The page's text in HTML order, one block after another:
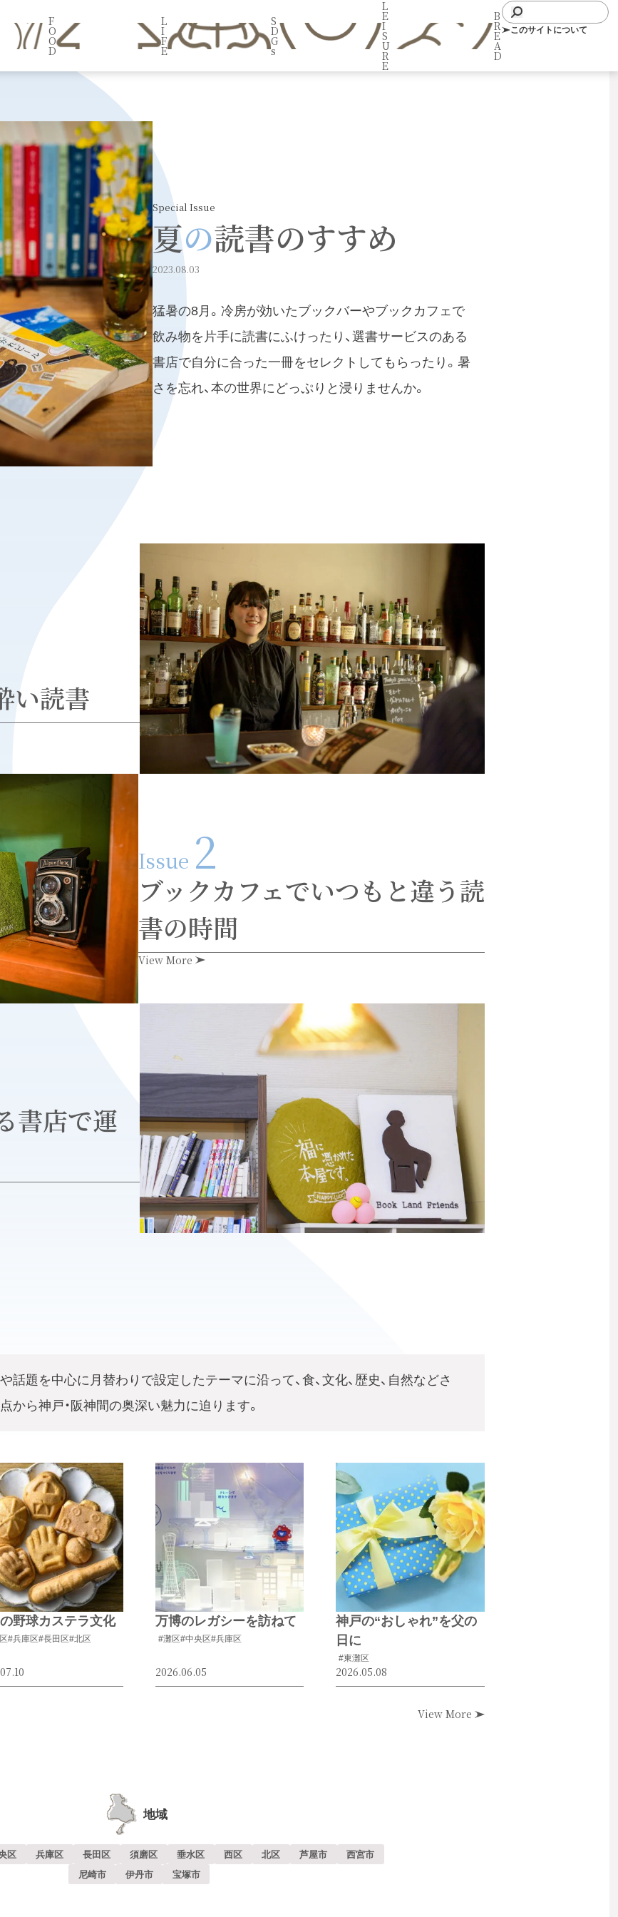
F
O
O
D
L
I
F
E
S
D
G
s
L
E
I
S
U
R
E
B
R
E
A
D
このサイトについて
Special Issue
夏の読書のすすめ
2023.08.03
猛暑の8月。冷房が効いたブックバーやブックカフェで
飲み物を片手に読書にふけったり、選書サービスのある
書店で自分に合った一冊をセレクトしてもらったり。暑
さを忘れ、本の世界にどっぷりと浸りませんか。
い読書
Issue2
ブックカフェでいつもと違う読
書の時間
View More
書店で運
話題を中心に月替わりで設定したテーマに沿って、食、文化、歴史、自然などさ
から神戸・阪神間の奥深い魅力に迫ります。
野球カステラ文化
#兵庫区#長田区#北区
万博のレガシーを訪ねて
#灘区#中央区#兵庫区
2026.06.05
神戸の“おしゃれ”を父の
日に
#東灘区
2026.05.08
View More
地域
区 兵庫区 長田区 須磨区 垂水区 西区 北区 芦屋市
西宮市
尼崎市
伊丹市 宝塚市